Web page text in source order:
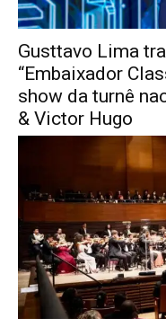
Gusttavo Lima
“Embaixador
show da turnê
& Victor Hugo